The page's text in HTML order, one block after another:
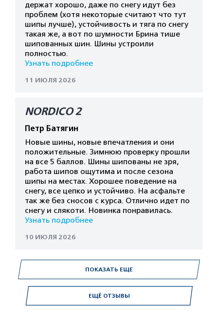
ЕЩЁ ОТЗЫВЫ
держат хорошо, даже по снегу идут без
проблем (хотя некоторые считают что тут
шипы лучше), устойчивость и тяга по снегу
такая же, а вот по шумности Брина тише
шипованных шин. Шины устроили
полностью.
Узнать подробнее
11 ИЮЛЯ 2026
NORDICO 2
Петр Батягин
Новые шины, новые впечатления и они
положительные. Зимнюю проверку прошли
на все 5 баллов. Шины шипованы не зря,
работа шипов ощутима и после сезона
шипы на местах. Хорошее поведение на
снегу, все цепко и устойчиво. На асфальте
так же без сносов с курса. Отлично идет по
снегу и слякоти. Новинка понравилась.
Узнать подробнее
10 ИЮЛЯ 2026
ПОКАЗАТЬ ЕЩЕ